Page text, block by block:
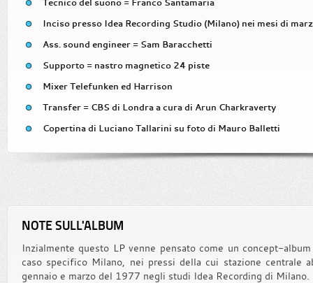
Inciso presso Idea Recording Studio (Milano) nei mesi di
Ass. sound engineer = Sam Baracchetti
Supporto = nastro magnetico 24 piste
Mixer Telefunken ed Harrison
Transfer = CBS di Londra a cura di Arun Charkraverty
Copertina di Luciano Tallarini su foto di Mauro Balletti
NOTE SULL'ALBUM
Inzialmente questo LP venne pensato come un concept-
caso specifico Milano, nei pressi della cui stazione centrale
gennaio e marzo del 1977 negli studi Idea Recording di Milano.